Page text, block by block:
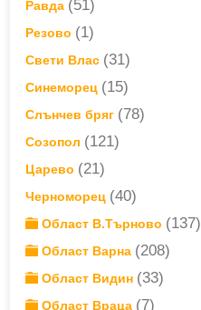
Равда (51)
Резово (1)
Свети Влас (31)
Синеморец (15)
Слънчев бряг (78)
Созопол (121)
Царево (21)
Черноморец (40)
Област В.Търново (137)
Област Варна (208)
Област Видин (33)
Област Враца (7)